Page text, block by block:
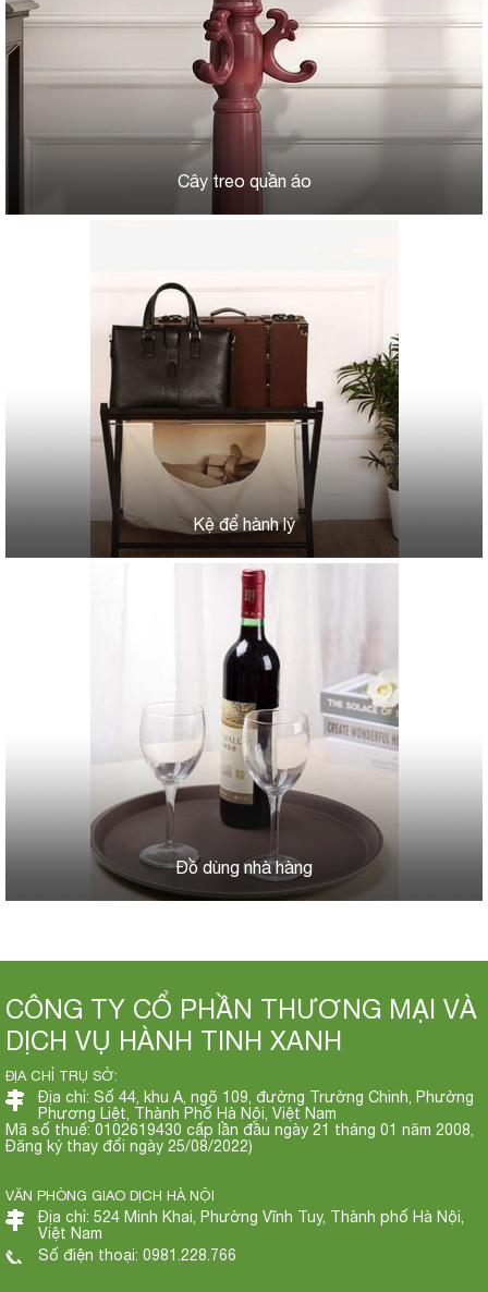
Cây treo quần áo
Kệ để hành lý
Đồ dùng nhà hàng
CÔNG TY CỔ PHẦN THƯƠNG MẠI VÀ
DỊCH VỤ HÀNH TINH XANH
ĐỊA CHỈ TRỤ SỞ:
Địa chỉ: Số 44, khu A, ngõ 109, đường Trường Chinh, Phường
Phương Liệt, Thành Phố Hà Nội, Việt Nam
Mã số thuế: 0102619430 cấp lần đầu ngày 21 tháng 01 năm 2008,
Đăng ký thay đổi ngày 25/08/2022)
VĂN PHÒNG GIAO DỊCH HÀ NỘI
Địa chỉ: 524 Minh Khai, Phường Vĩnh Tuy, Thành phố Hà Nội,
Việt Nam
Số điện thoại: 0981.228.766